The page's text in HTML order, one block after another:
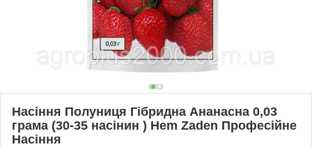
Насіння Полуниця Гібридна Ананасна 0,03
грама (30-35 насінин ) Hem Zaden Професійне
Насіння